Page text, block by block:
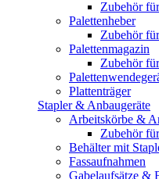
Zubehör
Palettenheber
Zubehör
Palettenmagazin
Zubehör
Plattenträger
Stapler & Anbaugeräte
Arbeitskörbe &
Zubehör
Behälter mit
Fassaufnahmen
Gabelaufsätze &